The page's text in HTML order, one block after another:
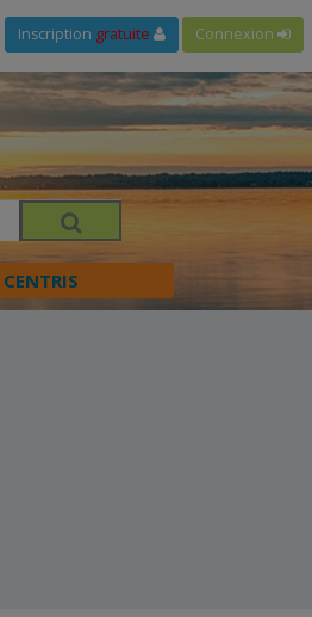
Inscription gratuite Connexion
CENTRIS